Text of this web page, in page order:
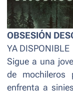
OBSESIÓN
YA DISPONIBLE
Sigue a una
de
enfrenta a